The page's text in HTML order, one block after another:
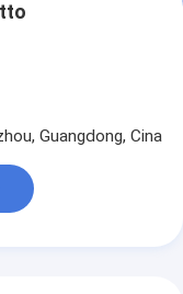
Guangdong, Cina